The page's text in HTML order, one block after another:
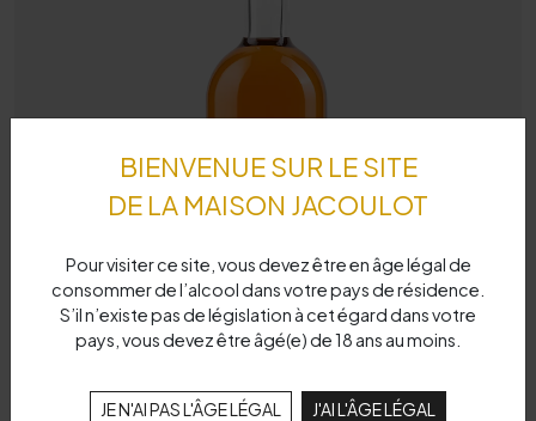
BIENVENUE SUR LE SITE
DE LA MAISON JACOULOT
Pour visiter ce site, vous devez être en âge légal de
consommer de l’alcool dans votre pays de résidence.
S’il n’existe pas de législation à cet égard dans votre
pays, vous devez être âgé(e) de 18 ans au moins.
JE N'AI PAS L'ÂGE LÉGAL J'AI L'ÂGE LÉGAL